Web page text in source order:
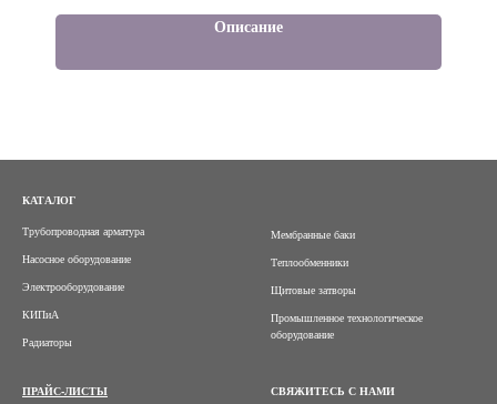
Способ монтажа:Установка в канал на
Описание
КАТАЛОГ
Трубопроводная арматура
Насосное оборудование
Электрооборудование
КИПиА
Радиаторы
Мембранные баки
Теплообменники
Щитовые затворы
Промышленное технологическое
оборудование
ПРАЙС-ЛИСТЫ СВЯЖИТЕСЬ С НАМИ